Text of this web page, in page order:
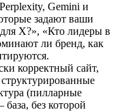
Gemini и
задают ваши
X?», «Кто лидеры в
ли бренд, как
корректный сайт,
(пилларные
без которой